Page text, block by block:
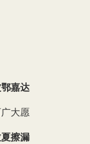
嘉达
大愿
擦漏